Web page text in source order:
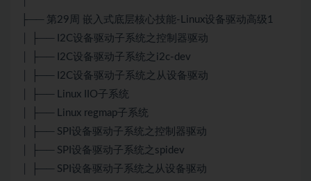
├── 第29周 嵌入式底层核心技能-Linux设备驱动高级1
│ ├── I2C设备驱动子系统之控制器驱动
│ ├── I2C设备驱动子系统之i2c-dev
│ ├── I2C设备驱动子系统之从设备驱动
│ ├── Linux IIO子系统
│ ├── Linux regmap子系统
│ ├── SPI设备驱动子系统之控制器驱动
│ ├── SPI设备驱动子系统之spidev
│ ├── SPI设备驱动子系统之从设备驱动